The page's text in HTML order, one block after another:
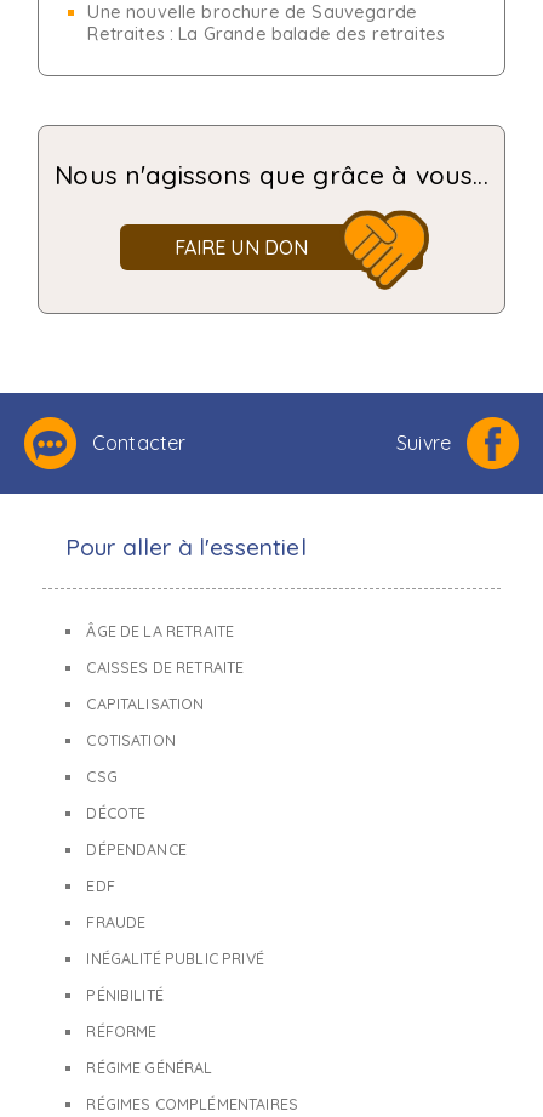
Une nouvelle brochure de Sauvegarde
Retraites : La Grande balade des retraites
Nous n'agissons que grâce à vous...
FAIRE UN DON
Contacter Suivre
Pour aller à l'essentiel
ÂGE DE LA RETRAITE
CAISSES DE RETRAITE
CAPITALISATION
COTISATION
CSG
DÉCOTE
DÉPENDANCE
EDF
FRAUDE
INÉGALITÉ PUBLIC PRIVÉ
PÉNIBILITÉ
RÉFORME
RÉGIME GÉNÉRAL
RÉGIMES COMPLÉMENTAIRES